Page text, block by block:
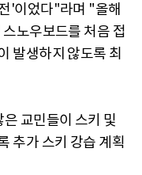
'이었다"라며 "올해
노우보드를 처음 접
발생하지 않도록 최
교민들이 스키 및
추가 스키 강습 계획